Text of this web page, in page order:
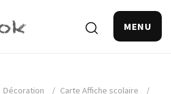
MENU
Décoration / Carte Affiche scolaire
/